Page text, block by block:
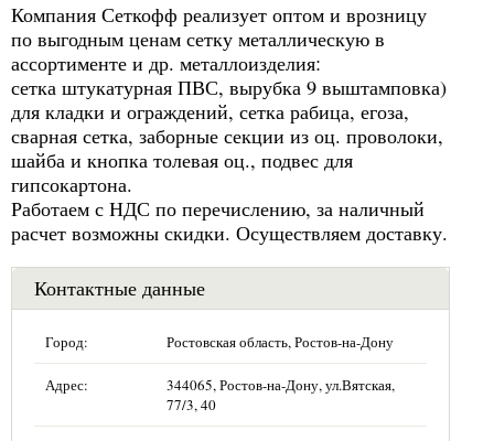
Компания Сеткофф реализует оптом и врозницу
по выгодным ценам сетку металлическую в
ассортименте и др. металлоизделия:
сетка штукатурная ПВС, вырубка 9 выштамповка)
для кладки и ограждений, сетка рабица, егоза,
сварная сетка, заборные секции из оц. проволоки,
шайба и кнопка толевая оц., подвес для
гипсокартона.
Работаем с НДС по перечислению, за наличный
расчет возможны скидки. Осуществляем доставку.
Контактные данные
Город: Ростовская область, Ростов-на-Дону
Адрес:
344065, Ростов-на-Дону, ул.Вятская,
77/3, 40